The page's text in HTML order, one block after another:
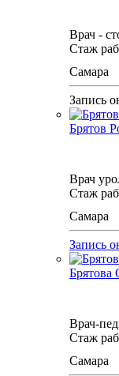
Врач -
Стаж
Самара
Запись
Брятов
Врач
Стаж
Самара
Запись
Брятова
Врач-
Стаж
Самара